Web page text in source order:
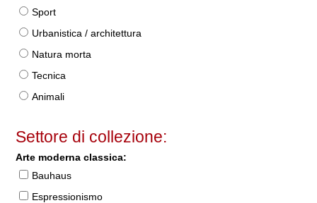
Sport
Urbanistica / architettura
Natura morta
Tecnica
Animali
Settore di collezione:
Arte moderna classica:
Bauhaus
Espressionismo